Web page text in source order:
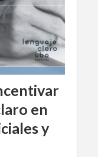
en
y